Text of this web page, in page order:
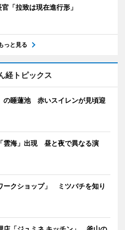
「拉致は現在進行形」
っと見る
経トピックス
の睡蓮池 赤いスイレンが見頃迎
雲海」出現 昼と夜で異なる演
ークショップ」 ミツバチを知り